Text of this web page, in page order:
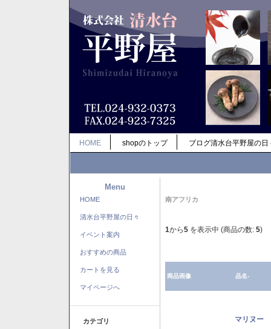
HOME shopのトップ ブログ清水台平野屋の日
Menu
HOME
清水台平野屋の日々
イベント案内
おすすめの商品
カートを見る
マイページへ
カテゴリ
南アフリカ
1から5 を表示中 (商品の数: 5)
商品画像 品名-
マリヌー